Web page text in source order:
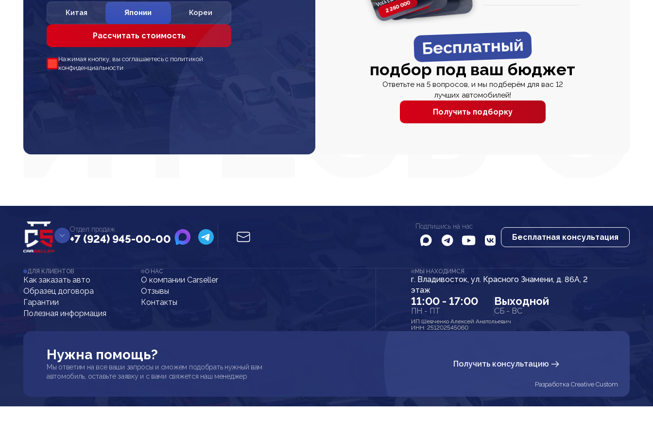
Китая Японии Кореи
Рассчитать стоимость
Нажимая кнопку, вы соглашаетесь с политикой
конфиденциальности
2 260 0002 820 000
2 820 0002 670 000
Бесплатный
подбор под ваш бюджет
Ответьте на 5 вопросов, и мы подберём для вас 12
лучших автомобилей!
Получить подборку
Отдел продаж
+7 (924) 945-00-00
Подпишись на нас
Бесплатная консультация
ДЛЯ КЛИЕНТОВ
Как заказать авто
Образец договора
Гарантии
Полезная информация
О НАС
О компании Carseller
Отзывы
Контакты
МЫ НАХОДИМСЯ
г. Владивосток, ул. Красного Знамени, д. 86А, 2
этаж
11:00 - 17:00
ПН - ПТ
Выходной
СБ - ВС
ИП Шевченко Алексей Анатольевич
ИНН: 251202545060
Нужна помощь?
Мы ответим на все ваши запросы и сможем подобрать нужный вам
автомобиль, оставьте заявку и с вами свяжется наш менеджер
Получить консультацию
Разработка Creative Custom